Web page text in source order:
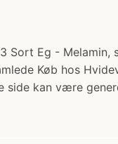
Sort Eg - Melamin,
Køb hos
side kan være